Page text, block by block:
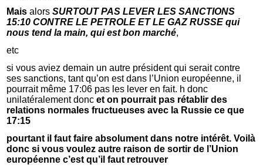
Mais alorsSURTOUT PAS LEVER LES SANCTIONS
15:10 CONTRE LE PETROLE ET LE GAZ RUSSE qui
nous tend la main, qui est bon marché,
etc
si vous aviez demain un autre président qui serait contre
ses sanctions, tant qu’on est dans l’Union européenne, il
pourrait même 17:06 pas les lever en fait. h donc
unilatéralement doncet on pourrait pas rétablir des
relations normales fructueuses avec la Russie ce que
17:15
pourtant il faut faire absolument dans notre intérêt. Voilà
donc si vous voulez autre raison de sortir de l’Union
européenne c’est qu’il faut retrouver